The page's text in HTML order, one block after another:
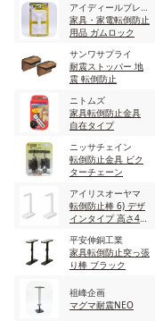
アイディールブレー
ン
家具・家電転倒防止
用品 ガムロック
サンワサプライ
耐震ストッパー 地
震 転倒防止
ニトムズ
家具転倒防止金具
自在タイプ
ニッサチェイン
転倒防止金具 ビク
ターチェーン
アイリスオーヤマ
転倒防止棒 6) デザ
インタイプ 高さ40-
平安伸銅工業
家具転倒防止突っ張
り棒 ブラック
‎祖峰企画
マグマ耐震NEO